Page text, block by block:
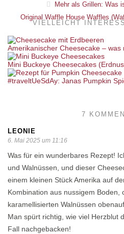
Mehr als Grillen: Was
Original Waffle House Waffles
VIELLEICHT
Amerikanischer Cheesecake –
Mini Buckeye Cheesecakes
#traveltUeSdAy: Janas Pumpkin
7
LEONIE
6. Mai 2025 um 11:16
Was für ein wunderbares Rezept!
und Walnüssen, und dieser
einem kleinen Stück Amerika auf
Kombination aus nussigem Boden,
karamellisierten Walnüssen
Man spürt richtig, wie viel Herzblut
Fall nachgebacken!